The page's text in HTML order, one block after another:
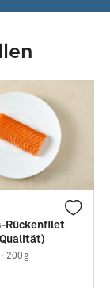
Rückenfilet
200g